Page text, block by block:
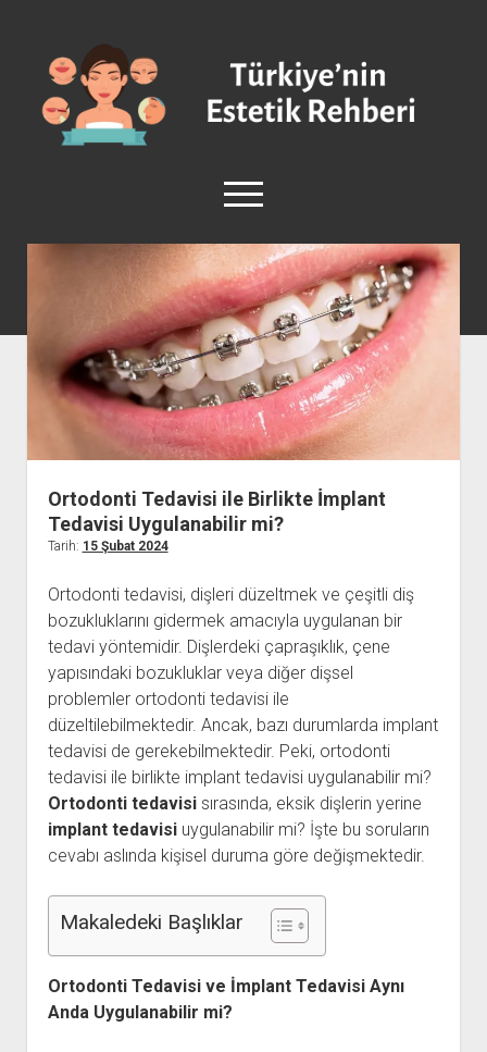
Türkiye'nin
Estetik
Rehberi
menüyü
aç
facebookinstagram
Anasayfa
Burun Estetiği
Göğüs Estetiği
Vücut Estetiği
Yüz Estetiği
Kullanıcı Yorumları
Hakkımızda
İletişim
Ortodonti Tedavisi ile Birlikte İmplant
Tedavisi Uygulanabilir mi?
Tarih: 15 Şubat 2024
Ortodonti tedavisi, dişleri düzeltmek ve çeşitli diş
bozukluklarını gidermek amacıyla uygulanan bir
tedavi yöntemidir. Dişlerdeki çapraşıklık, çene
yapısındaki bozukluklar veya diğer dişsel
problemler ortodonti tedavisi ile
düzeltilebilmektedir. Ancak, bazı durumlarda implant
tedavisi de gerekebilmektedir. Peki, ortodonti
tedavisi ile birlikte implant tedavisi uygulanabilir mi?
Ortodonti tedavisisırasında, eksik dişlerin yerine
implant tedavisiuygulanabilir mi? İşte bu soruların
cevabı aslında kişisel duruma göre değişmektedir.
Makaledeki Başlıklar
Ortodonti Tedavisi ve İmplant Tedavisi Aynı
Anda Uygulanabilir mi?